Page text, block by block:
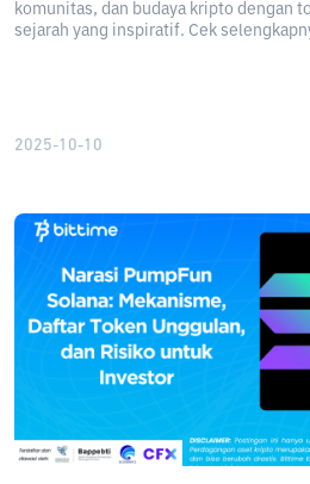
komunitas, dan budaya kripto dengan
sejarah yang inspiratif. Cek
2025-10-10